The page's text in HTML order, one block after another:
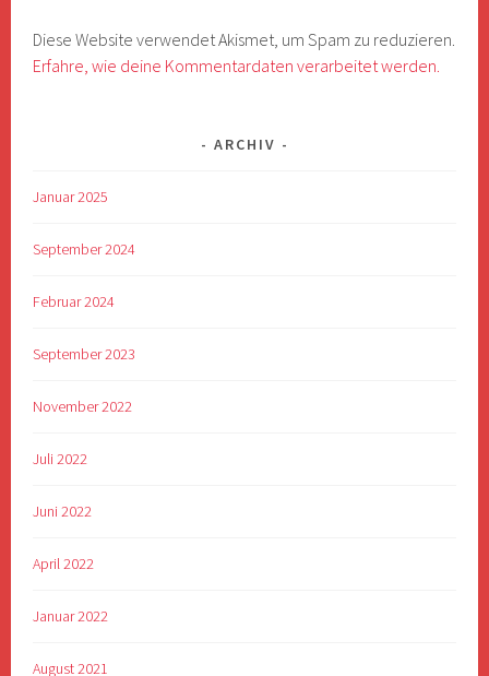
Diese Website verwendet Akismet, um Spam zu reduzieren.
Erfahre, wie deine Kommentardaten verarbeitet werden.
ARCHIV
Januar 2025
September 2024
Februar 2024
September 2023
November 2022
Juli 2022
Juni 2022
April 2022
Januar 2022
August 2021